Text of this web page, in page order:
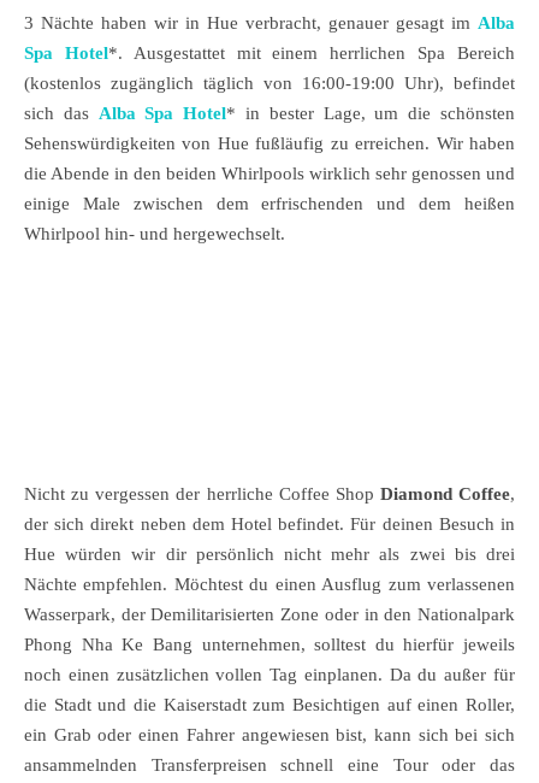
3 Nächte haben wir in Hue verbracht, genauer gesagt im Alba
Spa Hotel*. Ausgestattet mit einem herrlichen Spa Bereich
(kostenlos zugänglich täglich von 16:00-19:00 Uhr), befindet
sich das Alba Spa Hotel* in bester Lage, um die schönsten
Sehenswürdigkeiten von Hue fußläufig zu erreichen. Wir haben
die Abende in den beiden Whirlpools wirklich sehr genossen und
einige Male zwischen dem erfrischenden und dem heißen
Whirlpool hin- und hergewechselt.
Nicht zu vergessen der herrliche Coffee Shop Diamond Coffee,
der sich direkt neben dem Hotel befindet. Für deinen Besuch in
Hue würden wir dir persönlich nicht mehr als zwei bis drei
Nächte empfehlen. Möchtest du einen Ausflug zum verlassenen
Wasserpark, der Demilitarisierten Zone oder in den Nationalpark
Phong Nha Ke Bang unternehmen, solltest du hierfür jeweils
noch einen zusätzlichen vollen Tag einplanen. Da du außer für
die Stadt und die Kaiserstadt zum Besichtigen auf einen Roller,
ein Grab oder einen Fahrer angewiesen bist, kann sich bei sich
ansammelnden Transferpreisen schnell eine Tour oder das